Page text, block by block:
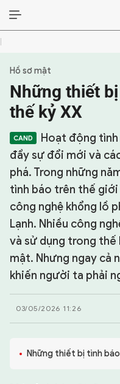
SỰ KIỆN & BÌNH LUẬN
HẬU TRƯỜNG
KINH TẾ - VĂN HÓA - THỂ
HỒ SƠ MẬT
PHÓNG SỰ
HỒ SƠ INTERPOL
VỤ ÁN NỔI TIẾNG
TƯ LIỆU
Hồ sơ mật
Những thiết
thế kỷ XX
Hoạt động
đẩy sự đổi mới và
phá. Trong những
tình báo trên thế
công nghệ khổng lồ
Lạnh. Nhiều công
và sử dụng trong thế
mật. Nhưng ngay cả
khiến người ta phải
03/05/2026 11:26
Những thiết bị tình báo